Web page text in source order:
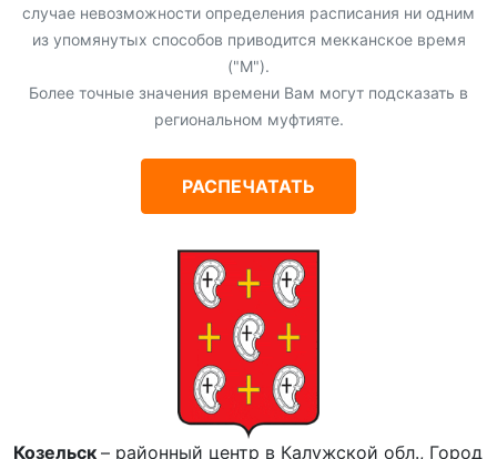
случае невозможности определения расписания ни одним
из упомянутых способов приводится мекканское время
("М").
Более точные значения времени Вам могут подсказать в
региональном муфтияте.
РАСПЕЧАТАТЬ
Козельск – районный центр в Калужской обл., Город